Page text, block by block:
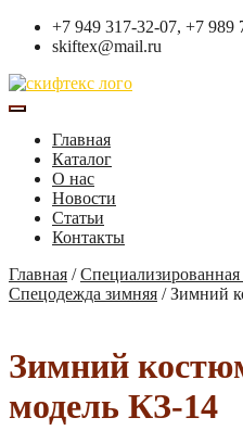
+7 949 317-32-07, +7 989
skiftex@mail.ru
Главная
Каталог
О нас
Новости
Статьи
Контакты
Главная /
Спецодежда зимняя /Зимний
Зимний
модель КЗ-14